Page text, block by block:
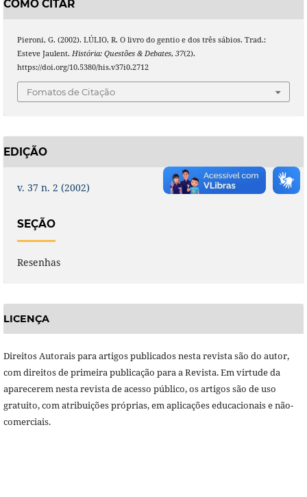
COMO CITAR
Pieroni, G. (2002). LÚLIO, R. O livro do gentio e dos três sábios. Trad.:
Esteve Jaulent. História: Questões & Debates, 37(2).
https://doi.org/10.5380/his.v37i0.2712
Fomatos de Citação
EDIÇÃO
v. 37 n. 2 (2002)
SEÇÃO
Resenhas
LICENÇA
Direitos Autorais para artigos publicados nesta revista são do autor,
com direitos de primeira publicação para a Revista. Em virtude da
aparecerem nesta revista de acesso público, os artigos são de uso
gratuito, com atribuições próprias, em aplicações educacionais e não-
comerciais.